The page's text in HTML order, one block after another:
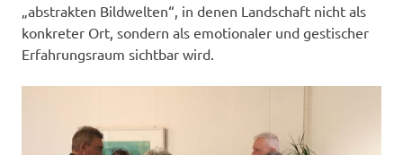
„abstrakten Bildwelten“, in denen Landschaft nicht als
konkreter Ort, sondern als emotionaler und gestischer
Erfahrungsraum sichtbar wird.